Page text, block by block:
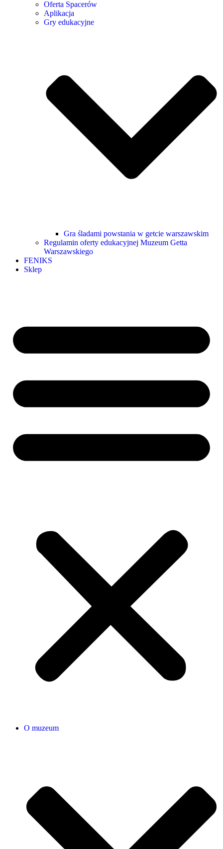
Oferta Spacerów
Aplikacja
Gry edukacyjne
Gra śladami powstania w getcie warszawskim
Regulamin oferty edukacyjnej Muzeum Getta
Warszawskiego
FENIKS
Sklep
O muzeum